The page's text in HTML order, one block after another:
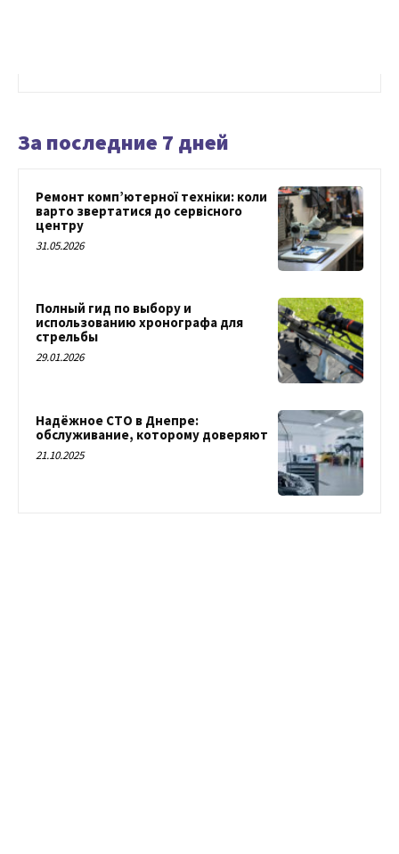
За последние 7 дней
Ремонт комп’ютерної техніки: коли
варто звертатися до сервісного
центру
31.05.2026
Полный гид по выбору и
использованию хронографа для
стрельбы
29.01.2026
Надёжное СТО в Днепре:
обслуживание, которому доверяют
21.10.2025